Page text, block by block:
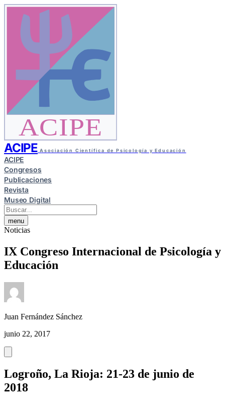
ACIPE
ACIPE Asociación Científica de Psicología y Educación
ACIPE
Congresos
Publicaciones
Revista
Museo Digital
menu
Noticias
IX Congreso Internacional de Psicología y
Educación
Juan Fernández Sánchez
junio 22, 2017
Logroño, La Rioja: 21-23 de junio de
2018